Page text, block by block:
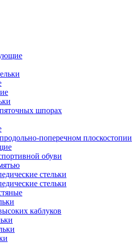
шпорах
поперечном плоскостопии
обуви
стельки
стельки
каблуков